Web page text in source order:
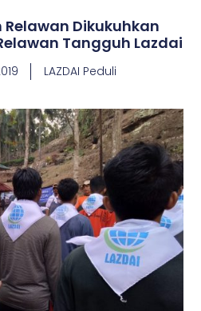
Dikukuhkan
Tangguh Lazdai
LAZDAI Peduli